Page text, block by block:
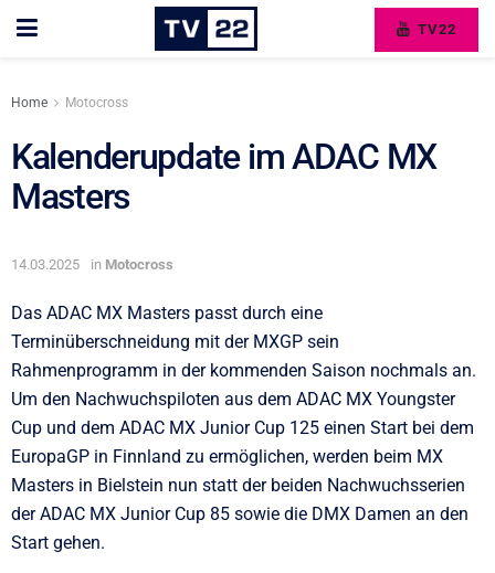
TV22
Home Motocross
Kalenderupdate im ADAC MX
Masters
14.03.2025 in Motocross
Das ADAC MX Masters passt durch eine
Terminüberschneidung mit der MXGP sein
Rahmenprogramm in der kommenden Saison nochmals an.
Um den Nachwuchspiloten aus dem ADAC MX Youngster
Cup und dem ADAC MX Junior Cup 125 einen Start bei dem
EuropaGP in Finnland zu ermöglichen, werden beim MX
Masters in Bielstein nun statt der beiden Nachwuchsserien
der ADAC MX Junior Cup 85 sowie die DMX Damen an den
Start gehen.